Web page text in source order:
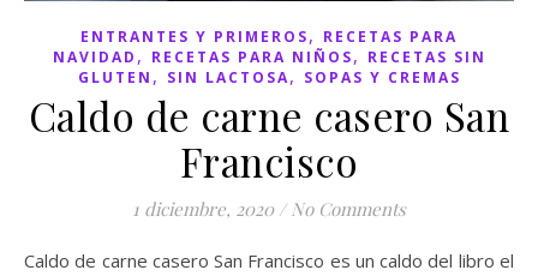
ENTRANTES Y PRIMEROS, RECETAS PARA
NAVIDAD , RECETAS PARA NIÑOS, RECETAS SIN
GLUTEN , SIN LACTOSA, SOPAS Y CREMAS
Caldo de carne casero San
Francisco
1 diciembre, 2020 / No Comments
Caldo de carne casero San Francisco es un caldo del libro el